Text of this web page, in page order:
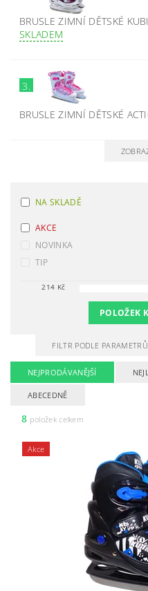
BRUSLE ZIMNÍ DĚTSKÉ
SKLADEM
3.
BRUSLE ZIMNÍ DĚTSKÉ
NA SKLADĚ
AKCE
NOVINKA
TIP
214 Kč
POLOŽEK
FILTR PODLE
NEJPRODÁVANĚJŠÍ
ABECEDNĚ
8 položek celkem
Akce